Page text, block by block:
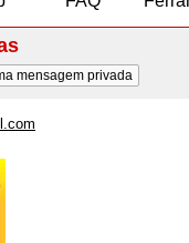
mensagem privada